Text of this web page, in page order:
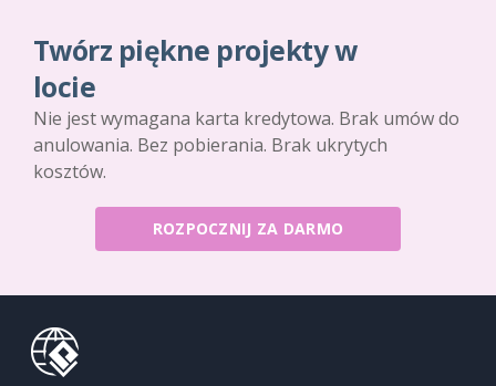
Twórz piękne projekty w
locie
Nie jest wymagana karta kredytowa. Brak umów do
anulowania. Bez pobierania. Brak ukrytych
kosztów.
ROZPOCZNIJ ZA DARMO